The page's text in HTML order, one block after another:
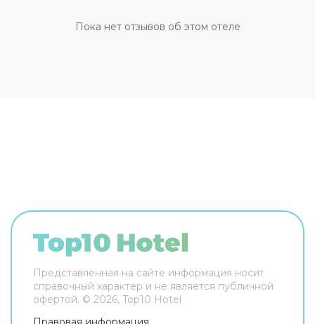
Пока нет отзывов об этом отеле
Представленная на сайте информация носит
справочный характер и не является публичной
офертой. © 2026, Top10 Hotel